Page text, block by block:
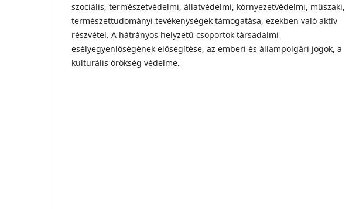
szociális, természetvédelmi, állatvédelmi, környezetvédelmi, műszaki,
természettudományi tevékenységek támogatása, ezekben való aktív
részvétel. A hátrányos helyzetű csoportok társadalmi
esélyegyenlőségének elősegítése, az emberi és állampolgári jogok, a
kulturális örökség védelme.